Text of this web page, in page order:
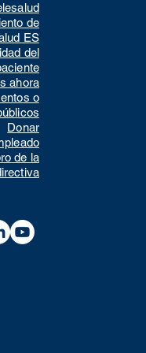
de
ES
del
ahora
o
Donar
de la